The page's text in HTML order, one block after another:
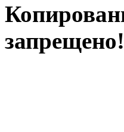
запрещено!